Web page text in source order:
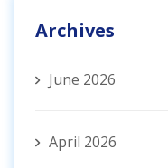
Archives
June 2026
April 2026